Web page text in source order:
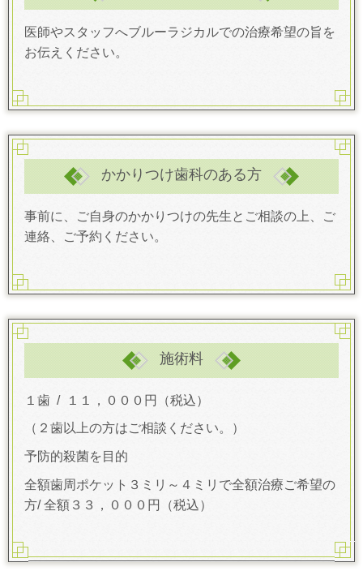
医師やスタッフへブルーラジカルでの治療希望の旨を
お伝えください。
かかりつけ歯科のある方
事前に、ご自身のかかりつけの先生とご相談の上、ご
連絡、ご予約ください。
施術料
１歯 / １１，０００円（税込）
（２歯以上の方はご相談ください。）
予防的殺菌を目的
全額歯周ポケット３ミリ～４ミリで全額治療ご希望の
方/ 全額３３，０００円（税込）